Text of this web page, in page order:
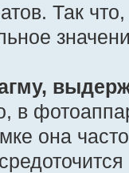
Так
в
она